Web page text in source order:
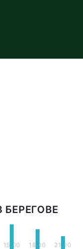
15:00 18:00 21:00